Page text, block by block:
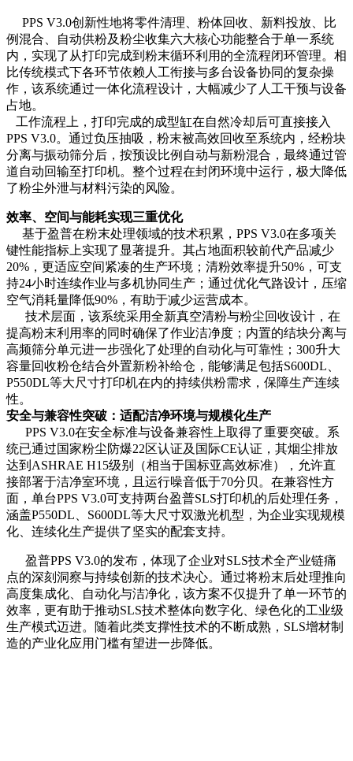
PPS V3.0创新性地将零件清理、粉体回收、新料投放、比
例混合、自动供粉及粉尘收集六大核心功能整合于单一系统
内，实现了从打印完成到粉末循环利用的全流程闭环管理。相
比传统模式下各环节依赖人工衔接与多台设备协同的复杂操
作，该系统通过一体化流程设计，大幅减少了人工干预与设备
占地。
工作流程上，打印完成的成型缸在自然冷却后可直接接入
PPS V3.0。通过负压抽吸，粉末被高效回收至系统内，经粉块
分离与振动筛分后，按预设比例自动与新粉混合，最终通过管
道自动回输至打印机。整个过程在封闭环境中运行，极大降低
了粉尘外泄与材料污染的风险。
效率、空间与能耗实现三重优化
基于盈普在粉末处理领域的技术积累，PPS V3.0在多项关
键性能指标上实现了显著提升。其占地面积较前代产品减少
20%，更适应空间紧凑的生产环境；清粉效率提升50%，可支
持24小时连续作业与多机协同生产；通过优化气路设计，压缩
空气消耗量降低90%，有助于减少运营成本。
技术层面，该系统采用全新真空清粉与粉尘回收设计，在
提高粉末利用率的同时确保了作业洁净度；内置的结块分离与
高频筛分单元进一步强化了处理的自动化与可靠性；300升大
容量回收粉仓结合外置新粉补给仓，能够满足包括S600DL、
P550DL等大尺寸打印机在内的持续供粉需求，保障生产连续
性。
安全与兼容性突破：适配洁净环境与规模化生产
PPS V3.0在安全标准与设备兼容性上取得了重要突破。系
统已通过国家粉尘防爆22区认证及国际CE认证，其烟尘排放
达到ASHRAE H15级别（相当于国标亚高效标准），允许直
接部署于洁净室环境，且运行噪音低于70分贝。 在兼容性方
面，单台PPS V3.0可支持两台盈普SLS打印机的后处理任务，
涵盖P550DL、S600DL等大尺寸双激光机型，为企业实现规模
化、连续化生产提供了坚实的配套支持。
盈普PPS V3.0的发布，体现了企业对SLS技术全产业链痛
点的深刻洞察与持续创新的技术决心。通过将粉末后处理推向
高度集成化、自动化与洁净化，该方案不仅提升了单一环节的
效率，更有助于推动SLS技术整体向数字化、绿色化的工业级
生产模式迈进。随着此类支撑性技术的不断成熟，SLS增材制
造的产业化应用门槛有望进一步降低。